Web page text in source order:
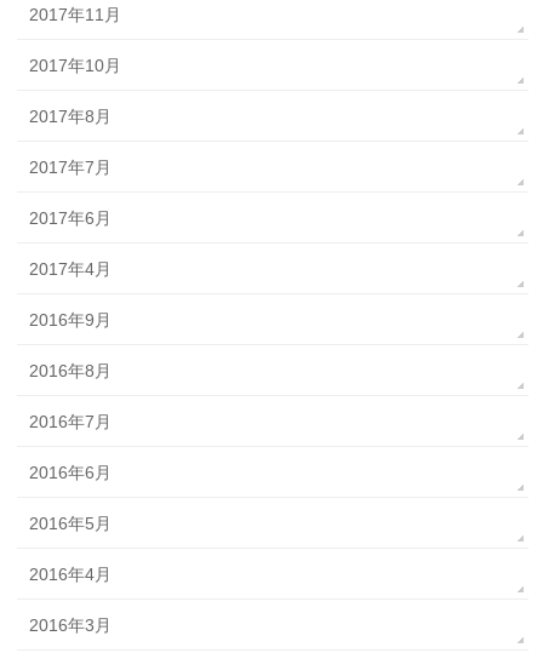
2017年11月
2017年10月
2017年8月
2017年7月
2017年6月
2017年4月
2016年9月
2016年8月
2016年7月
2016年6月
2016年5月
2016年4月
2016年3月